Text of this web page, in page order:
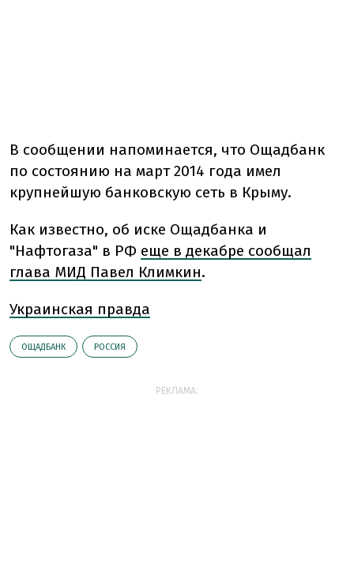
В сообщении напоминается, что Ощадбанк
по состоянию на март 2014 года имел
крупнейшую банковскую сеть в Крыму.
Как известно, об иске Ощадбанка и
"Нафтогаза" в РФ еще в декабре сообщал
глава МИД Павел Климкин.
Украинская правда
ОЩАДБАНК РОССИЯ
РЕКЛАМА: